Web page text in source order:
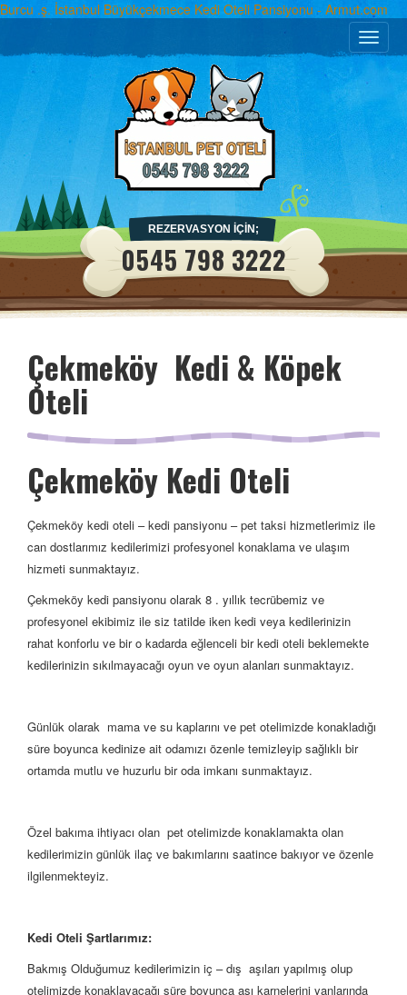
Burcu .ş. İstanbul Büyükçekmece Kedi Oteli Pansiyonu - Armut.com
Toggle
REZERVASYON İÇİN;
0545 798 3222
Çekmeköy Kedi & Köpek
Oteli
Çekmeköy Kedi Oteli
Çekmeköy kedi oteli – kedi pansiyonu – pet taksi hizmetlerimiz ile
can dostlarımız kedilerimizi profesyonel konaklama ve ulaşım
hizmeti sunmaktayız.
Çekmeköy kedi pansiyonu olarak 8 . yıllık tecrübemiz ve
profesyonel ekibimiz ile siz tatilde iken kedi veya kedilerinizin
rahat konforlu ve bir o kadarda eğlenceli bir kedi oteli beklemekte
kedilerinizin sıkılmayacağı oyun ve oyun alanları sunmaktayız.
Günlük olarak mama ve su kaplarını ve pet otelimizde konakladığı
süre boyunca kedinize ait odamızı özenle temizleyip sağlıklı bir
ortamda mutlu ve huzurlu bir oda imkanı sunmaktayız.
Özel bakıma ihtiyacı olan pet otelimizde konaklamakta olan
kedilerimizin günlük ilaç ve bakımlarını saatince bakıyor ve özenle
ilgilenmekteyiz.
Kedi Oteli Şartlarımız:
Bakmış Olduğumuz kedilerimizin iç – dış aşıları yapılmış olup
otelimizde konaklayacağı süre boyunca aşı karnelerini yanlarında